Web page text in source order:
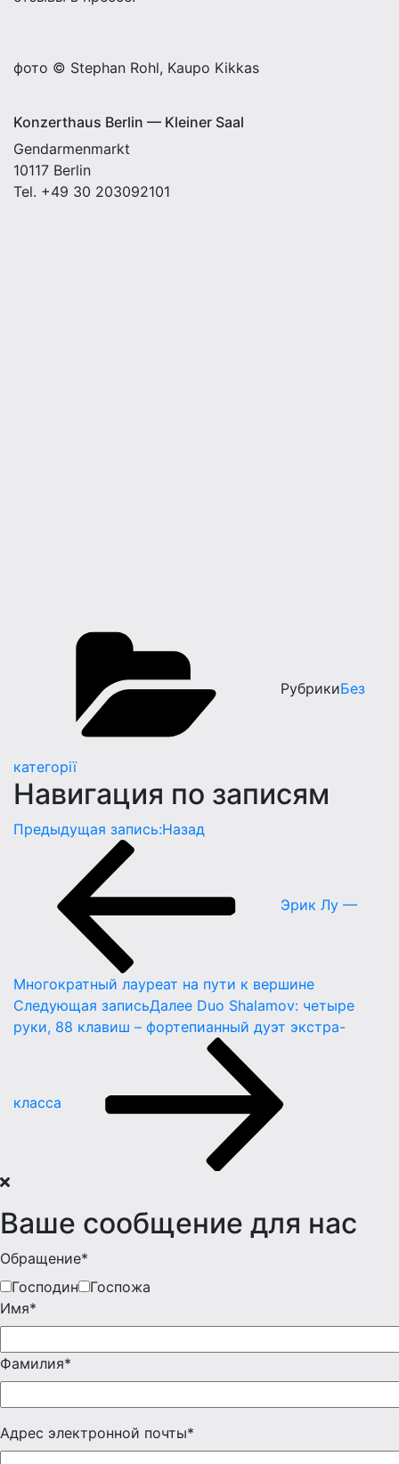
фото © Stephan Rohl, Kaupo Kikkas
Konzerthaus Berlin — Kleiner Saal
Gendarmenmarkt
10117 Berlin
Tel. +49 30 203092101
РубрикиБез
категорії
Навигация по записям
Предыдущая запись:Назад
Эрик Лу —
Многократный лауреат на пути к вершине
Следующая записьДалее Duo Shalamov: четыре
руки, 88 клавиш – фортепианный дуэт экстра-
класса
Ваше сообщение для нас
Обращение*
Господин
Госпожа
Имя*
Фамилия*
Адрес электронной почты*